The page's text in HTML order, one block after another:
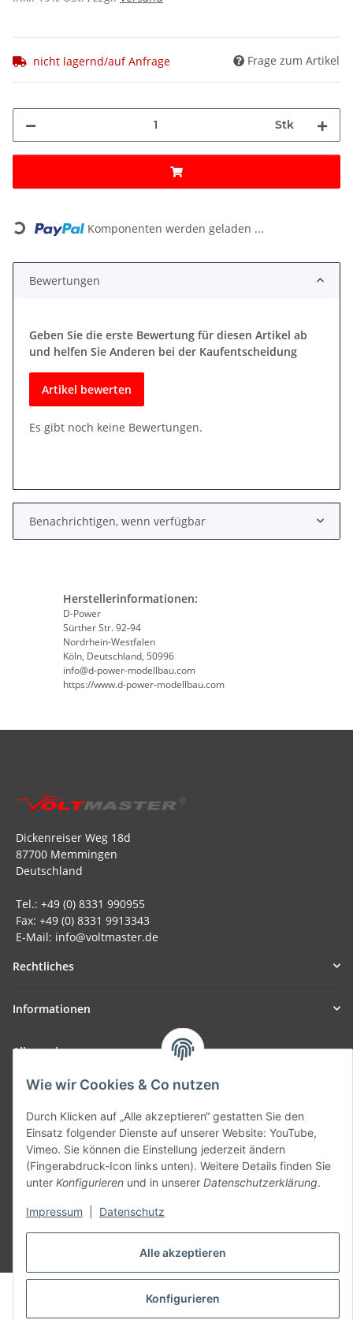
Alle akzeptieren
Konfigurieren
Wie wir Cookies & Co nutzen
Durch Klicken auf „Alle akzeptieren“ gestatten Sie den
Einsatz folgender Dienste auf unserer Website: YouTube,
Vimeo. Sie können die Einstellung jederzeit ändern
(Fingerabdruck-Icon links unten). Weitere Details finden Sie
unter Konfigurieren und in unserer Datenschutzerklärung.
Impressum Datenschutz
nicht lagernd/auf Anfrage Frage zum Artikel
Stk
Loading... Komponenten werden geladen ...
Bewertungen
Geben Sie die erste Bewertung für diesen Artikel ab
und helfen Sie Anderen bei der Kaufentscheidung
Artikel bewerten
Es gibt noch keine Bewertungen.
Benachrichtigen, wenn verfügbar
Herstellerinformationen:
D-Power
Sürther Str. 92-94
Nordrhein-Westfalen
Köln, Deutschland, 50996
info@d-power-modellbau.com
https://www.d-power-modellbau.com
Dickenreiser Weg 18d
87700 Memmingen
Deutschland
Tel.: +49 (0) 8331 990955
Fax: +49 (0) 8331 9913343
E-Mail: info@voltmaster.de
Rechtliches
Informationen
Allgemein
Teil unseres Netzwerks:
SmoliTec - Safety. Simplified. Worldwide. ( B2B Shop )
Vertrag widerrufen
* Alle Preise inkl. gesetzlicher USt., zzgl.Versand
© voltmaster.de
Powered byJTL-Shop